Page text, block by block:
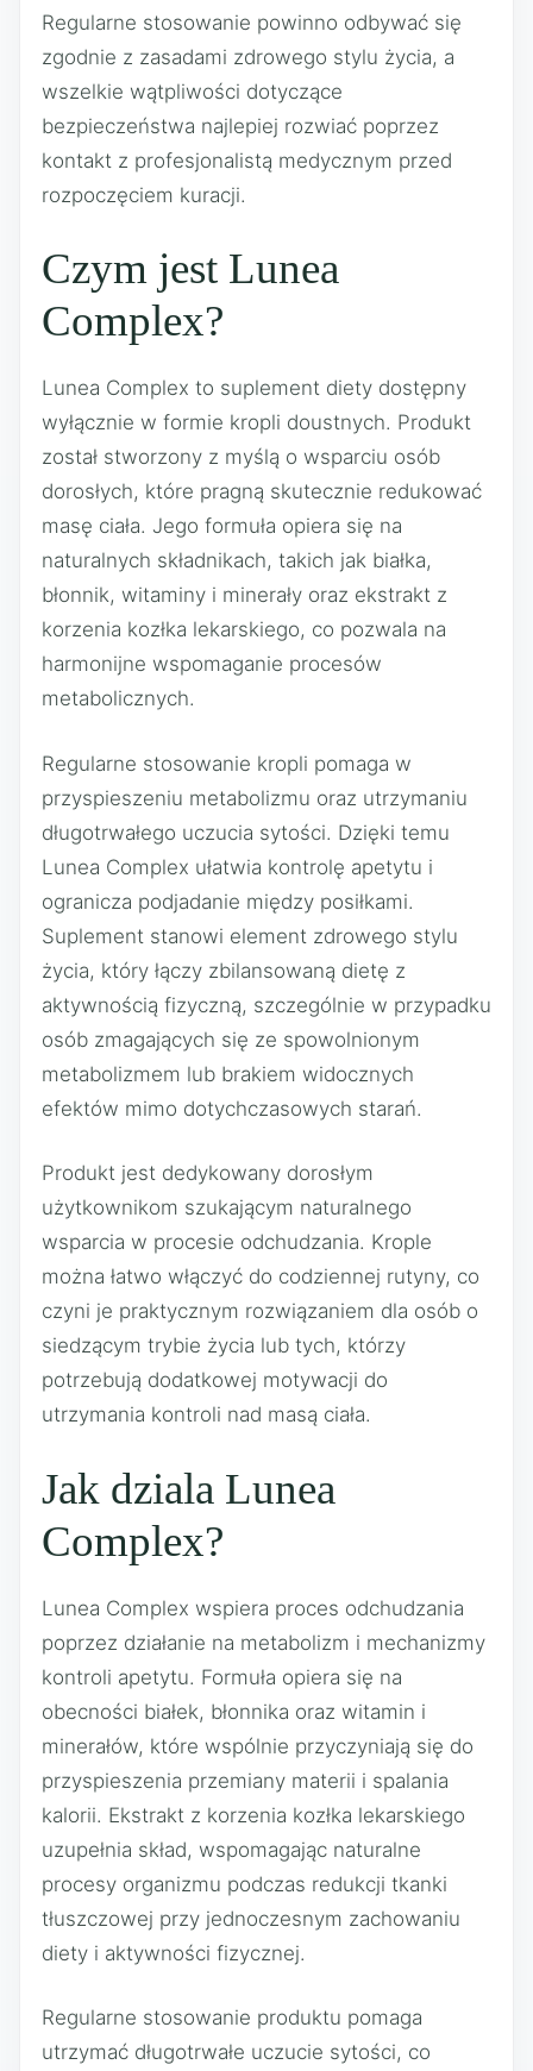
Regularne stosowanie powinno odbywać się
zgodnie z zasadami zdrowego stylu życia, a
wszelkie wątpliwości dotyczące
bezpieczeństwa najlepiej rozwiać poprzez
kontakt z profesjonalistą medycznym przed
rozpoczęciem kuracji.
Czym jest Lunea
Complex?
Lunea Complex to suplement diety dostępny
wyłącznie w formie kropli doustnych. Produkt
został stworzony z myślą o wsparciu osób
dorosłych, które pragną skutecznie redukować
masę ciała. Jego formuła opiera się na
naturalnych składnikach, takich jak białka,
błonnik, witaminy i minerały oraz ekstrakt z
korzenia kozłka lekarskiego, co pozwala na
harmonijne wspomaganie procesów
metabolicznych.
Regularne stosowanie kropli pomaga w
przyspieszeniu metabolizmu oraz utrzymaniu
długotrwałego uczucia sytości. Dzięki temu
Lunea Complex ułatwia kontrolę apetytu i
ogranicza podjadanie między posiłkami.
Suplement stanowi element zdrowego stylu
życia, który łączy zbilansowaną dietę z
aktywnością fizyczną, szczególnie w przypadku
osób zmagających się ze spowolnionym
metabolizmem lub brakiem widocznych
efektów mimo dotychczasowych starań.
Produkt jest dedykowany dorosłym
użytkownikom szukającym naturalnego
wsparcia w procesie odchudzania. Krople
można łatwo włączyć do codziennej rutyny, co
czyni je praktycznym rozwiązaniem dla osób o
siedzącym trybie życia lub tych, którzy
potrzebują dodatkowej motywacji do
utrzymania kontroli nad masą ciała.
Jak dziala Lunea
Complex?
Lunea Complex wspiera proces odchudzania
poprzez działanie na metabolizm i mechanizmy
kontroli apetytu. Formuła opiera się na
obecności białek, błonnika oraz witamin i
minerałów, które wspólnie przyczyniają się do
przyspieszenia przemiany materii i spalania
kalorii. Ekstrakt z korzenia kozłka lekarskiego
uzupełnia skład, wspomagając naturalne
procesy organizmu podczas redukcji tkanki
tłuszczowej przy jednoczesnym zachowaniu
diety i aktywności fizycznej.
Regularne stosowanie produktu pomaga
utrzymać długotrwałe uczucie sytości, co